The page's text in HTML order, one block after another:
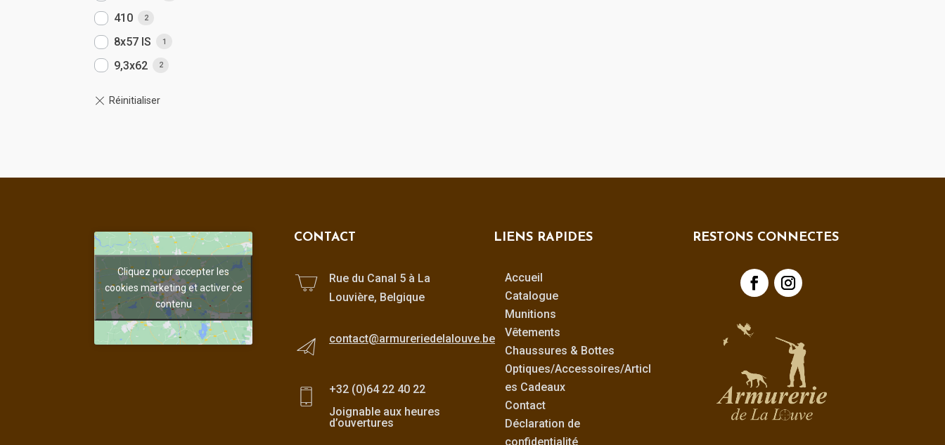
410 2
8x57 IS 1
9,3x62 2
Cliquez pour accepter les
cookies marketing et activer ce
contenu
CONTACT
Rue du Canal 5 à La
Louvière, Belgique
contact@armureriedelalouve.be
+32 (0)64 22 40 22
Joignable aux heures
d’ouvertures
LIENS RAPIDES
Accueil
Catalogue
Munitions
Vêtements
Chaussures & Bottes
Optiques/Accessoires/Articl
es Cadeaux
Contact
Déclaration de
confidentialité
RESTONS CONNECTES